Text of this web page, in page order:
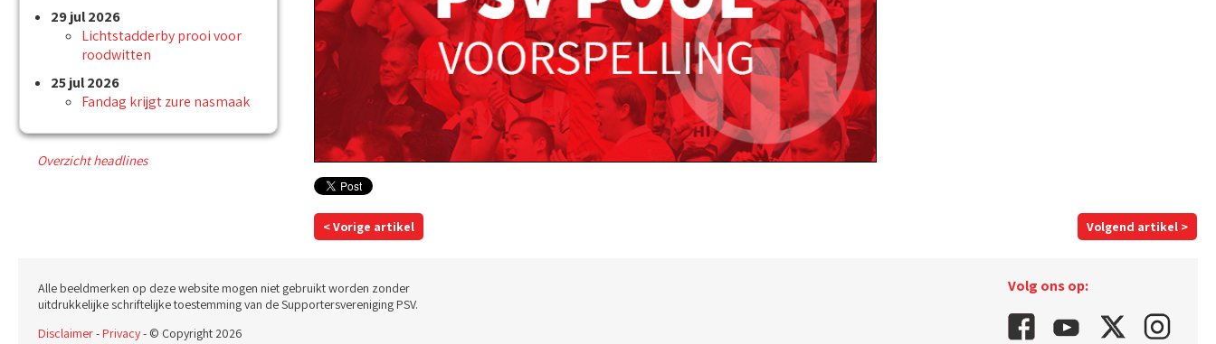
29 jul 2026
Lichtstadderby prooi voor
roodwitten
25 jul 2026
Fandag krijgt zure nasmaak
Overzicht headlines
< Vorige artikel Volgend artikel >
Volg ons op:
Alle beeldmerken op deze website mogen niet gebruikt worden zonder
uitdrukkelijke schriftelijke toestemming van de Supportersvereniging PSV.
Disclaimer-Privacy- © Copyright 2026